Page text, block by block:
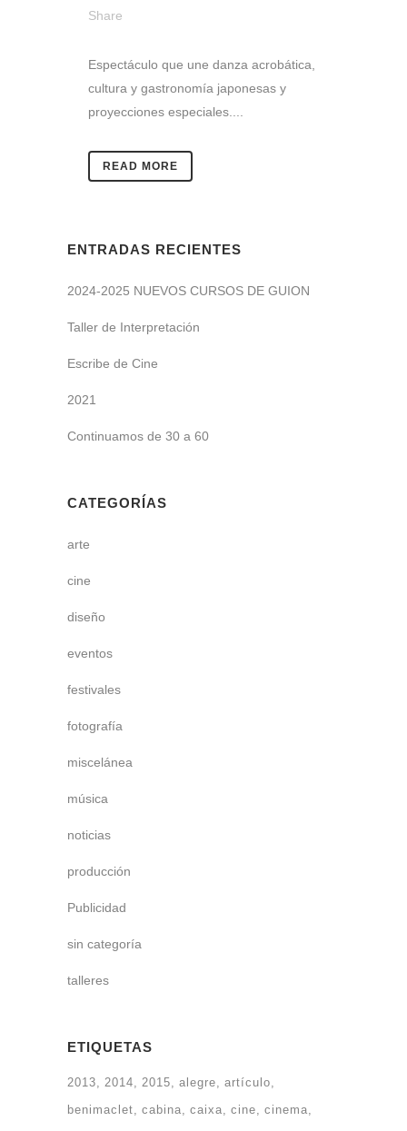
Share
Espectáculo que une danza acrobática,
cultura y gastronomía japonesas y
proyecciones especiales....
READ MORE
ENTRADAS RECIENTES
2024-2025 NUEVOS CURSOS DE GUION
Taller de Interpretación
Escribe de Cine
2021
Continuamos de 30 a 60
CATEGORÍAS
arte
cine
diseño
eventos
festivales
fotografía
miscelánea
música
noticias
producción
Publicidad
sin categoría
talleres
ETIQUETAS
2013 2014 2015 alegre
artículo
benimaclet
cabina caixa cine
cinema